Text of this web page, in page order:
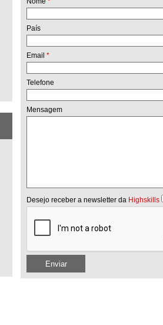
País
Email *
Telefone
Mensagem
Desejo receber a newsletter da Highskills
Enviar